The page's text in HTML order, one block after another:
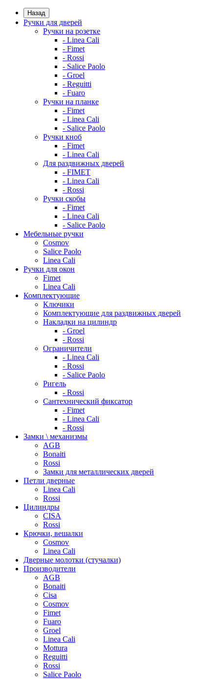
Назад
Ручки для дверей
Ручки на розетке
- Linea Cali
- Fimet
- Rossi
- Salice Paolo
- Groel
- Reguitti
- Fuaro
Ручки на планке
- Fimet
- Linea Cali
- Salice Paolo
Ручки кноб
- Fimet
- Linea Cali
Для раздвижных дверей
- FIMET
- Linea Cali
- Rossi
Ручки скобы
- Fimet
- Linea Cali
- Salice Paolo
Мебельные ручки
Cosmov
Salice Paolo
Linea Cali
Ручки для окон
Fimet
Linea Cali
Комплектующие
Ключики
Комплектующие для раздвижных дверей
Накладки на цилиндр
- Groel
- Rossi
Ограничители
- Linea Cali
- Rossi
- Salice Paolo
Ригель
- Rossi
Сантехнический фиксатор
- Fimet
- Linea Cali
- Rossi
Замки \ механизмы
AGB
Bonaiti
Rossi
Замки для металлических дверей
Петли дверные
Linea Cali
Rossi
Цилиндры
CISA
Rossi
Крючки, вешалки
Cosmov
Linea Cali
Дверные молотки (стучалки)
Производители
AGB
Bonaiti
Cisa
Cosmov
Fimet
Fuaro
Groel
Linea Cali
Mottura
Reguitti
Rossi
Salice Paolo